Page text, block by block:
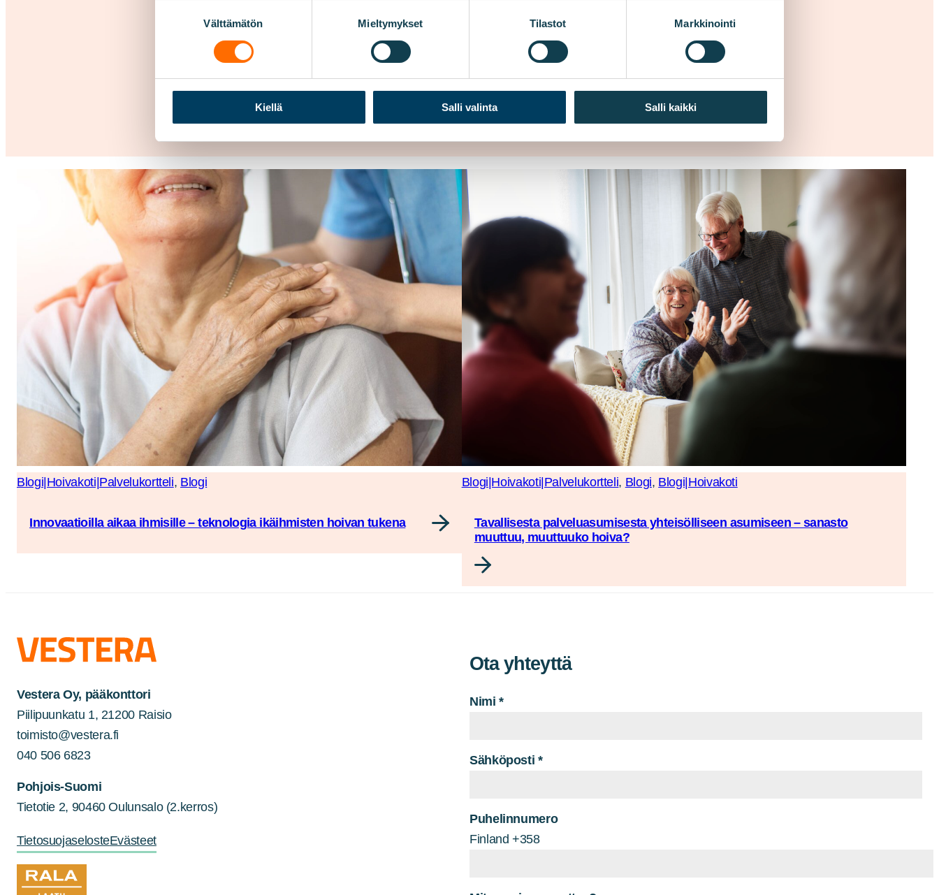
Välttämätön Mieltymykset Tilastot Markkinointi
Kiellä Salli valinta Salli kaikki
Blogi|Hoivakoti|Palvelukortteli, Blogi
Innovaatioilla aikaa ihmisille – teknologia ikäihmisten hoivan tukena
Blogi|Hoivakoti|Palvelukortteli, Blogi, Blogi|Hoivakoti
Tavallisesta palveluasumisesta yhteisölliseen asumiseen – sanasto
muuttuu, muuttuuko hoiva?
Vestera Oy, pääkonttori
Piilipuunkatu 1, 21200 Raisio
toimisto@vestera.fi
040 506 6823
Pohjois-Suomi
Tietotie 2, 90460 Oulunsalo (2.kerros)
TietosuojaselosteEvästeet
Ota yhteyttä
Nimi*
Sähköposti*
Puhelinnumero
Finland +358